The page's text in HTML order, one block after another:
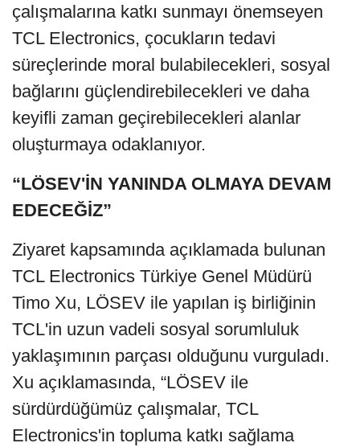
çalışmalarına katkı sunmayı önemseyen
TCL Electronics, çocukların tedavi
süreçlerinde moral bulabilecekleri, sosyal
bağlarını güçlendirebilecekleri ve daha
keyifli zaman geçirebilecekleri alanlar
oluşturmaya odaklanıyor.
“LÖSEV'İN YANINDA OLMAYA DEVAM
EDECEĞİZ”
Ziyaret kapsamında açıklamada bulunan
TCL Electronics Türkiye Genel Müdürü
Timo Xu, LÖSEV ile yapılan iş birliğinin
TCL'in uzun vadeli sosyal sorumluluk
yaklaşımının parçası olduğunu vurguladı.
Xu açıklamasında, “LÖSEV ile
sürdürdüğümüz çalışmalar, TCL
Electronics'in topluma katkı sağlama